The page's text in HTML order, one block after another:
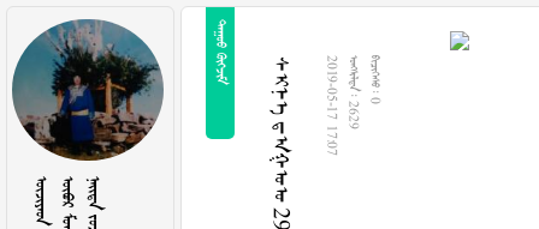
 
2019-05-17 17:07  2629  0